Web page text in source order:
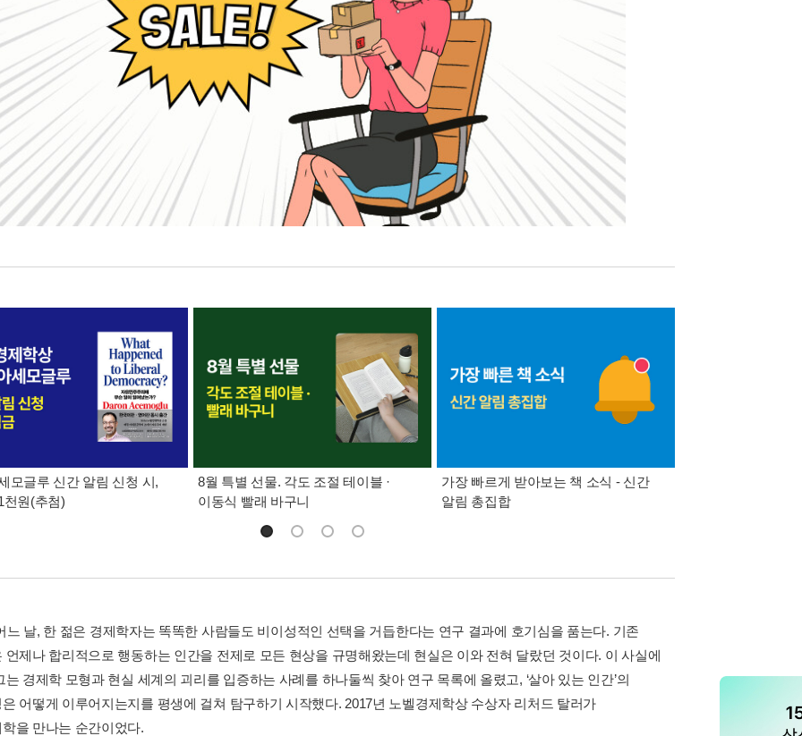
모글루 신간 알림 신청 시,
천원(추첨)
8월 특별 선물. 각도 조절 테이블 ·
이동식 빨래 바구니
가장 빠르게 받아보는 책 소식 - 신간
알림 총집합
느 날, 한 젊은 경제학자는 똑똑한 사람들도 비이성적인 선택을 거듭한다는 연구 결과에 호기심을 품는다. 기존
언제나 합리적으로 행동하는 인간을 전제로 모든 현상을 규명해왔는데 현실은 이와 전혀 달랐던 것이다. 이 사실에
는 경제학 모형과 현실 세계의 괴리를 입증하는 사례를 하나둘씩 찾아 연구 목록에 올렸고, ‘살아 있는 인간’의
어떻게 이루어지는지를 평생에 걸쳐 탐구하기 시작했다. 2017년 노벨경제학상 수상자 리처드 탈러가
을 만나는 순간이었다.